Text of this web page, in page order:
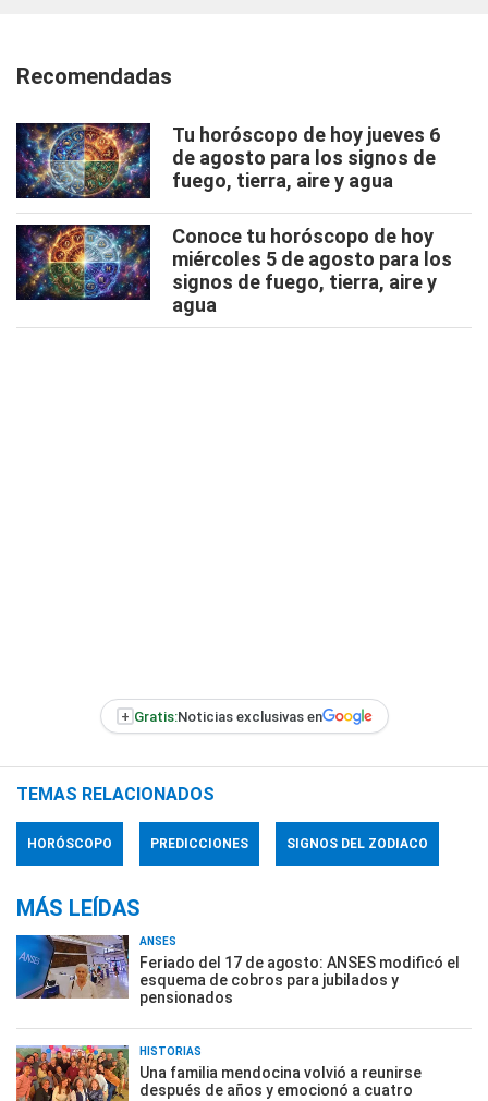
Recomendadas
Tu horóscopo de hoy jueves 6
de agosto para los signos de
fuego, tierra, aire y agua
Conoce tu horóscopo de hoy
miércoles 5 de agosto para los
signos de fuego, tierra, aire y
agua
+ Gratis:Noticias exclusivas en
TEMAS RELACIONADOS
HORÓSCOPO PREDICCIONES SIGNOS DEL ZODIACO
MÁS LEÍDAS
ANSES
Feriado del 17 de agosto: ANSES modificó el
esquema de cobros para jubilados y
pensionados
HISTORIAS
Una familia mendocina volvió a reunirse
después de años y emocionó a cuatro